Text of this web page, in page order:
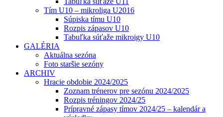
Tím U10 – mikroliga U2016
Súpiska tímu U10
Rozpis zápasov U10
Tabuľka súťaže mikroigy U10
GALÉRIA
Aktuálna sezóna
Foto staršie sezóny
ARCHIV
Hracie obdobie 2024/2025
Zoznam trénerov pre sezónu 2024/2025
Rozpis tréningov 2024/25
Prípravné zápasy tímov 2024/25 – kalendár a